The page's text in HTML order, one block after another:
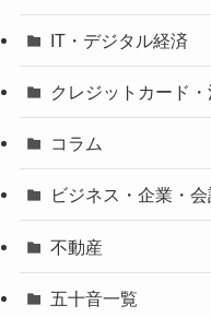
IT・デジタル経済
クレジットカード・
コラム
ビジネス・企業・
不動産
五十音一覧